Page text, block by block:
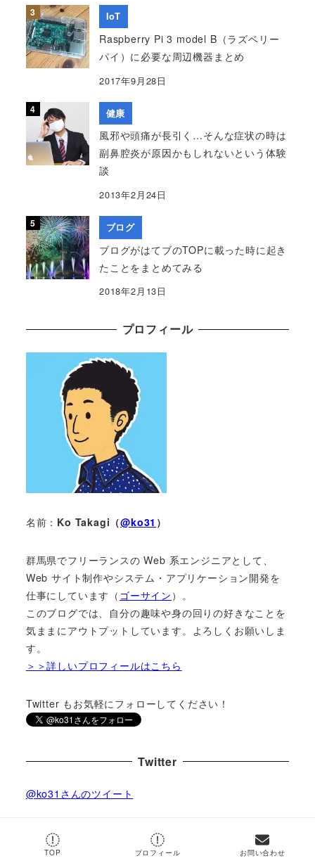
IoT
Raspberry Pi 3 model B（ラズベリー
パイ）に必要な周辺機器まとめ
2017年9月28日
健康
風邪や頭痛が長引く…そんな症状の時は
副鼻腔炎が原因かもしれないという体験
談
2013年2月24日
ブログ
ブログがはてブのTOPに載った時に起き
たことをまとめてみる
2018年2月13日
プロフィール
名前： Ko Takagi（@ko31 ）
群馬県でフリーランスの Web 系エンジニアとして、
Web サイト制作やシステム・アプリケーション開発を
仕事にしています（ ゴーサイン ）。
このブログでは、自分の趣味や身の回りの好きなことを
気ままにアウトプットしています。よろしくお願いしま
す。
＞＞詳しいプロフィールはこちら
Twitter もお気軽にフォローしてください！
Twitter
@ko31さんのツイート
by @ko31
TOP プロフィール お問い合わせ